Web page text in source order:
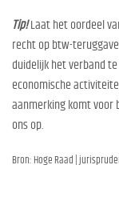
Tip!Laat het oordeel
recht op btw-
duidelijk het verband
economische
aanmerking komt voor
ons op.
Bron: Hoge Raad |